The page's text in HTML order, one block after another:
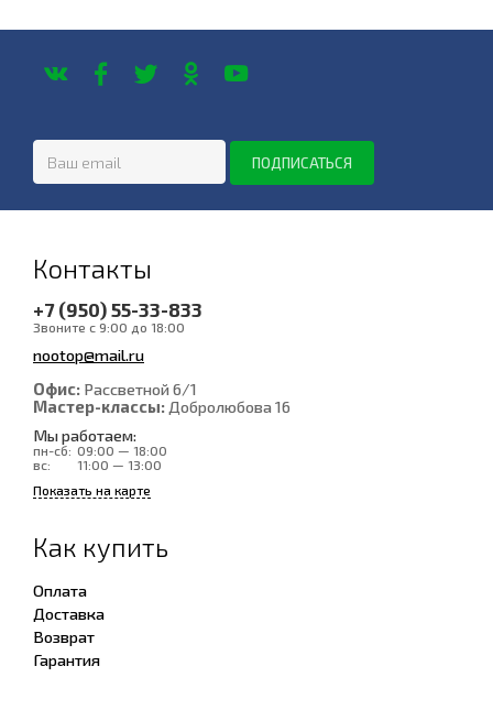
Контакты
+7 (950) 55-33-833
Звоните с 9:00 до 18:00
nootop@mail.ru
Офис: Рассветной 6/1
Мастер-классы: Добролюбова 16
Мы работаем:
пн-сб: 09:00 — 18:00
вс:
11:00 — 13:00
Показать на карте
Как купить
Оплата
Доставка
Возврат
Гарантия